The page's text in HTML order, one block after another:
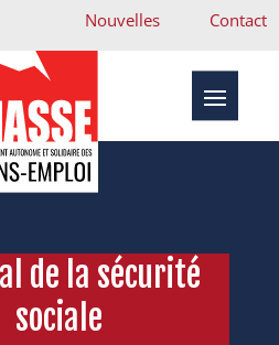
Nouvelles Contact
de la sécurité
sociale